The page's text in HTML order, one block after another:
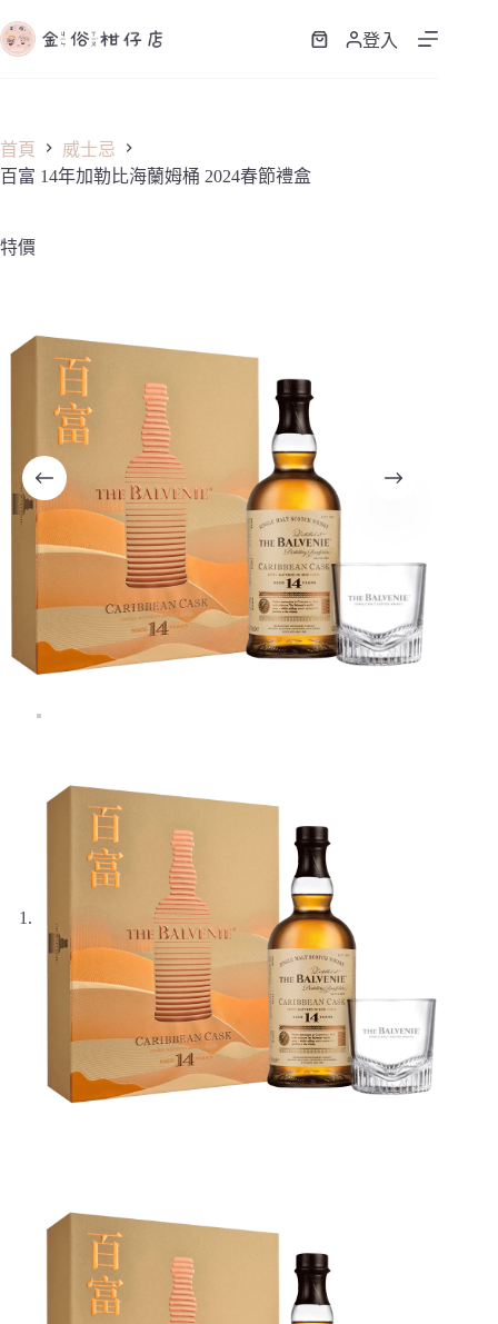
至
容
購
登入
首頁
威士忌
百富 14年加勒比海蘭姆桶 2024春節禮盒
特價